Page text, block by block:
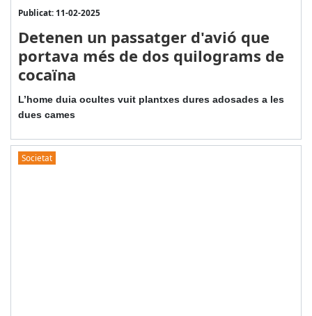
Publicat: 11-02-2025
Detenen un passatger d'avió que
portava més de dos quilograms de
cocaïna
L’home duia ocultes vuit plantxes dures adosades a les
dues cames
Societat